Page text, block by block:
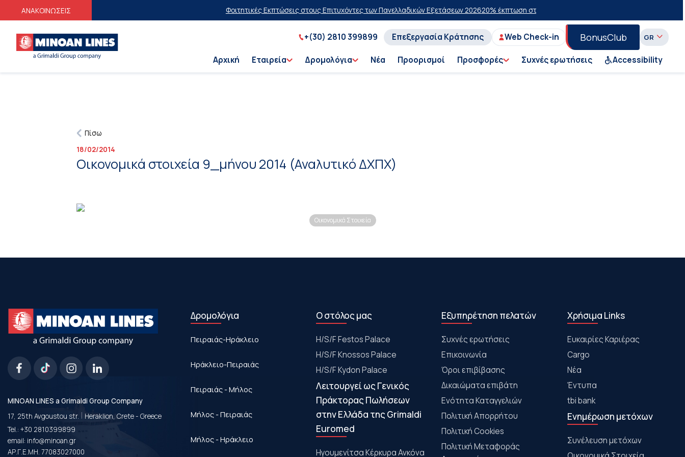
ΑΝΑΚΟΙΝΩΣΕΙΣ Φοιτητικές Εκπτώσεις στους Επιτυχόντες των Πανελλαδικών Εξετάσεων 202620% έκπτωση στην οικονομική θέση σε επιλεγμένα δρομολόγια
+(30) 2810 399899 Επεξεργασία Κράτησης Web Check-in BonusClub
Αρχική Εταιρεία Δρομολόγια Νέα Προορισμοί Προσφορές Συχνές ερωτήσεις Accessibility
Πίσω
18/02/2014
Οικονομικά στοιχεία 9_μήνου 2014 (Αναλυτικό ΔΧΠΧ)
Οικονομικά Στοιχεία
MINOAN LINES a Grimaldi Group Company
17, 25th Avgoustou str. | Heraklion, Crete - Greece
Tel.: +30 2810399899
email: info@minoan.gr
ΑΡ.Γ.Ε.ΜΗ. 77083027000
Δρομολόγια
Πειραιάς-Ηράκλειο
Ηράκλειο-Πειραιάς
Πειραιάς - Μήλος
Μήλος - Πειραιάς
Μήλος - Ηράκλειο
Ο στόλος μας
Η/S/F Festos Palace
H/S/F Knossos Palace
H/S/F Kydon Palace
Λειτουργεί ως Γενικός
Πράκτορας Πωλήσεων
στην Ελλάδα της Grimaldi
Euromed
Ηγουμενίτσα Κέρκυρα Ανκόνα
Εξυπηρέτηση πελατών
Συχνές ερωτήσεις
Επικοινωνία
Όροι επιβίβασης
Δικαιώματα επιβάτη
Ενότητα Καταγγελιών
Πολιτική Απορρήτου
Πολιτική Cookies
Πολιτική Μεταφοράς
Χρήσιμα Links
Ευκαιρίες Καριέρας
Cargo
Νέα
Έντυπα
tbi bank
Ενημέρωση μετόχων
Συνέλευση μετόχων